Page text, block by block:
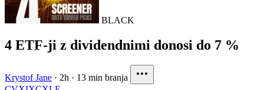
BLACK
4 ETF-ji z dividendnimi donosi do 7 %
Krystof Jane · 2h · 13 min branja